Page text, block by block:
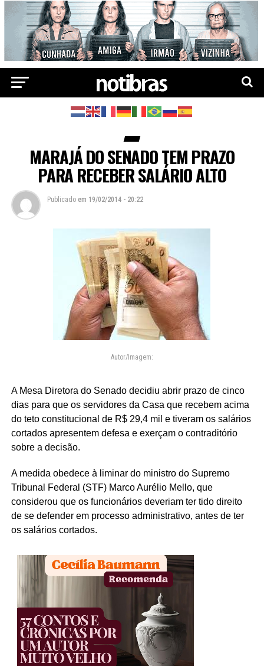
MARAJÁ DO SENADO TEM PRAZO
PARA RECEBER SALÁRIO ALTO
Publicado em 19/02/2014 - 20:22
Autor/Imagem:
A Mesa Diretora do Senado decidiu abrir prazo de cinco
dias para que os servidores da Casa que recebem acima
do teto constitucional de R$ 29,4 mil e tiveram os salários
cortados apresentem defesa e exerçam o contraditório
sobre a decisão.
A medida obedece à liminar do ministro do Supremo
Tribunal Federal (STF) Marco Aurélio Mello, que
considerou que os funcionários deveriam ter tido direito
de se defender em processo administrativo, antes de ter
os salários cortados.